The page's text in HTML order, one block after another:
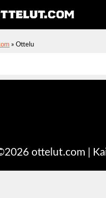
» Ottelu
ottelut.com |